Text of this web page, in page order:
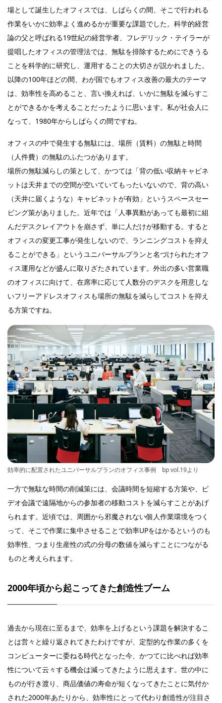
場として誕生したオフィスでは、しばらくの間、そこで行われる
作業をいかに効率よく進めるかが重要な課題でした。科学的経営
論の父と呼ばれる19世紀の経営学者、フレデリック・テイラーが
提唱したオフィスの管理法では、無駄を排除するためにできうる
ことを科学的に研究し、運用することの大切さが説かれました。
以降の100年ほどの間、わが国でもオフィス改善の最大のテーマ
は、効率性を高めること、言い換えれば、いかに無駄を減らすこ
とができるかを考えることだったように思います。私が社会人に
なって、1980年からしばらくの間ですね。
オフィスの中で発生する無駄には、場所（賃料）の無駄と時間
（人件費）の無駄のふたつがあります。
場所の無駄減らしの策として、かつては「背の低い収納キャビネ
ットは天井までの空間が空いていてもったいないので、背の高い
（天井に届くような）キャビネットが有効」というスペースセー
ビング策がありました。近年では「人事異動があっても最初に組
んだデスクレイアウトを崩さず、単に人だけが移動する。すると
オフィスの変更工事が発生しないので、ランニングコストを抑え
ることができる」というユニバーサルプランと名づけられたオフ
ィス運用などが盛んに取りざたされています。外出の多い営業職
のオフィスに向けて、在席率に応じて人数分のデスクを用意しな
いフリーアドレスオフィスも場所の無駄を減らしてコストを抑え
る方策ですね。
効率的に配置されたユニバーサルプランのオフィス事例 bp vol.19より
一方で無駄な時間の削減策には、会議時間を短縮する方策や、ビ
デオ会議で遠隔地からの参加者の移動コストを減らすことがあげ
られます。近頃では、周囲から邪魔されない個人作業環境をつく
って、そこで作業に集中させることで効率UPをはかるというのも
効率性、つまり生産性の式の分母の数値を減らすことにつながる
ものと考えられます。
2000年頃から起こってきた創造性ブーム
過去から現在に至るまで、効率を上げるという課題を解決するこ
とは営々と繰り返されてきたわけですが、定型的な作業の多くを
コンピューターに委ねる時代となった今、かつてに比べれば効率
性について云々する機会は減ってきたように思えます。世の中に
ものが行き渡り、商品価値の寿命が短くなってきたことに気付か
された2000年あたりから、効率性にとって代わり創造性が注目さ